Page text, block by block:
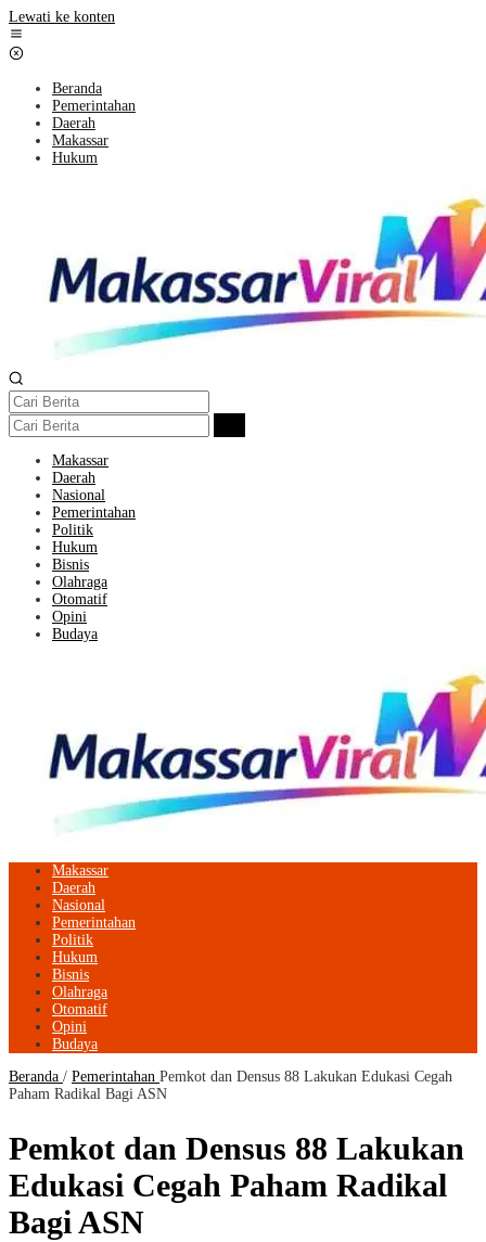
Lewati ke konten
Beranda
Pemerintahan
Daerah
Makassar
Hukum
Makassar
Daerah
Nasional
Pemerintahan
Politik
Hukum
Bisnis
Olahraga
Otomatif
Opini
Budaya
Makassar
Daerah
Nasional
Pemerintahan
Politik
Hukum
Bisnis
Olahraga
Otomatif
Opini
Budaya
Beranda / Pemerintahan Pemkot dan Densus 88 Lakukan Edukasi Cegah
Paham Radikal Bagi ASN
Pemkot dan Densus 88 Lakukan
Edukasi Cegah Paham Radikal
Bagi ASN